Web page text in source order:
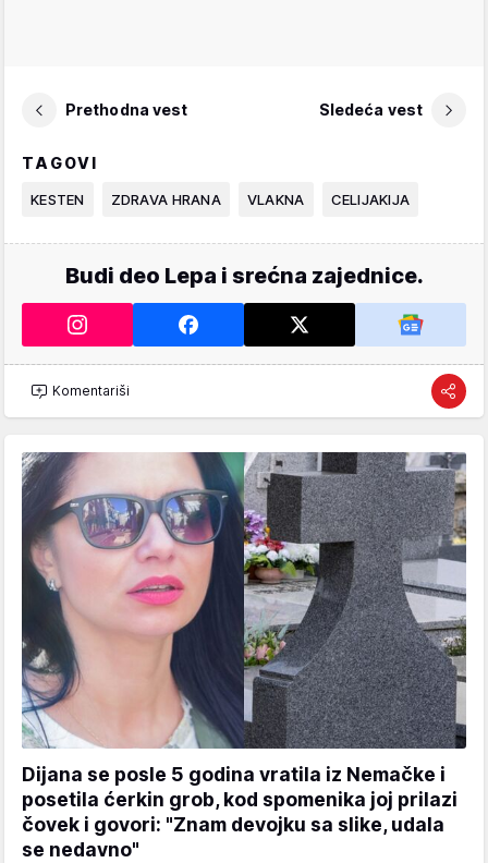
Prethodna vest Sledeća vest
TAGOVI
KESTEN ZDRAVA HRANA VLAKNA CELIJAKIJA
Budi deo Lepa i srećna zajednice.
Komentariši
Dijana se posle 5 godina vratila iz Nemačke i
posetila ćerkin grob, kod spomenika joj prilazi
čovek i govori: "Znam devojku sa slike, udala
se nedavno"